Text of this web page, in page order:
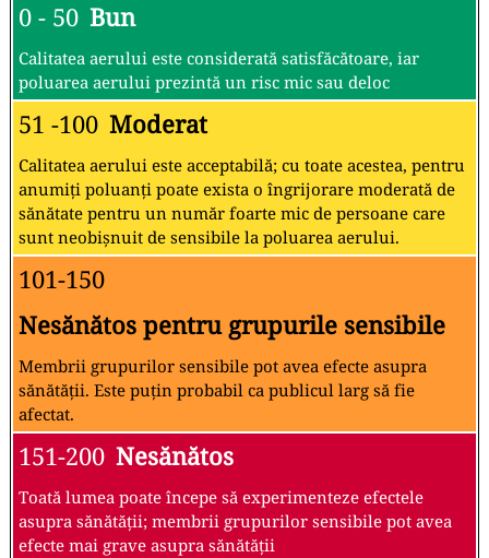
0 - 50 Bun
Calitatea aerului este considerată satisfăcătoare, iar
poluarea aerului prezintă un risc mic sau deloc
51 -100 Moderat
Calitatea aerului este acceptabilă; cu toate acestea, pentru
anumiți poluanți poate exista o îngrijorare moderată de
sănătate pentru un număr foarte mic de persoane care
sunt neobișnuit de sensibile la poluarea aerului.
101-150
Nesănătos pentru grupurile sensibile
Membrii grupurilor sensibile pot avea efecte asupra
sănătății. Este puțin probabil ca publicul larg să fie
afectat.
151-200 Nesănătos
Toată lumea poate începe să experimenteze efectele
asupra sănătății; membrii grupurilor sensibile pot avea
efecte mai grave asupra sănătății